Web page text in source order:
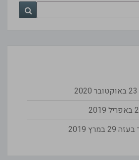
Search
23 באוקטובר 2020
2019
בעזה 29 במרץ 2019